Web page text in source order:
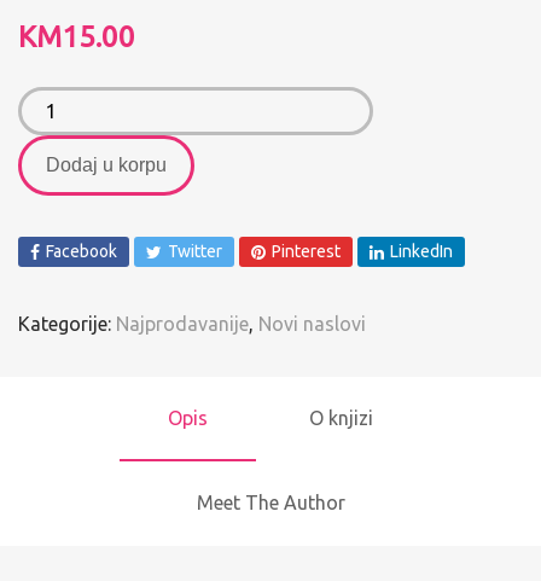
KM15.00
Dodaj u korpu
Facebook Twitter Pinterest LinkedIn
Kategorije: Najprodavanije, Novi naslovi
Opis O knjizi
Meet The Author